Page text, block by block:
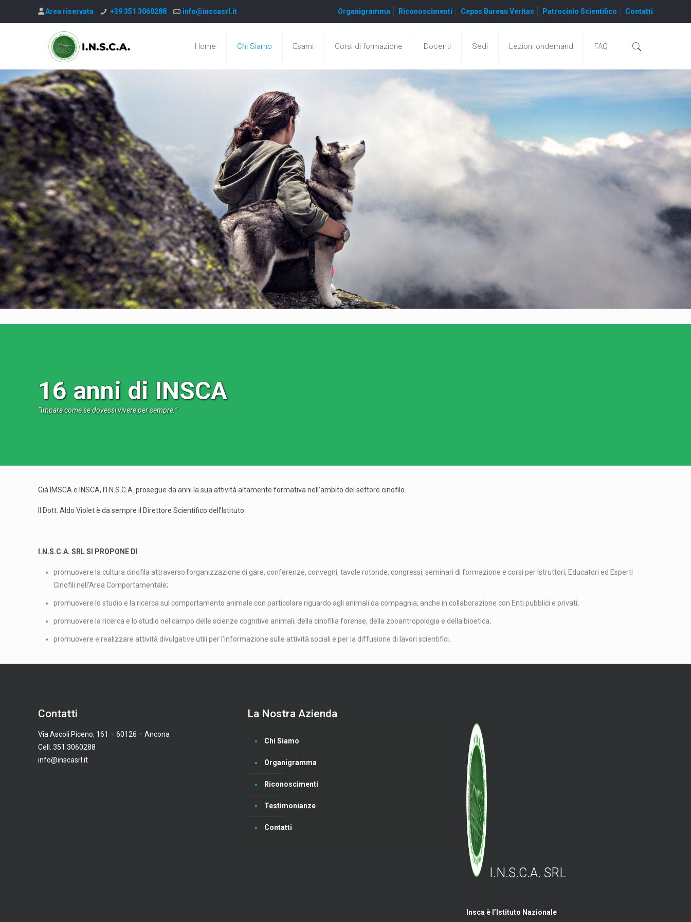
Area riservata +39 351 3060288 info@inscasrl.it Organigramma Riconoscimenti Cepas Bureau Veritas Patrocinio Scientifico Contatti
Home Chi Siamo Esami Corsi di formazione Docenti Sedi Lezioni ondemand FAQ
16 anni di INSCA
“Impara come se dovessi vivere per sempre.”
Già IMSCA e INSCA, l’I.N.S.C.A. prosegue da anni la sua attività altamente formativa nell’ambito del settore cinofilo.
Il Dott. Aldo Violet è da sempre il Direttore Scientifico dell’Istituto.
I.N.S.C.A. SRL SI PROPONE DI
promuovere la cultura cinofila attraverso l’organizzazione di gare, conferenze, convegni, tavole rotonde, congressi, seminari di formazione e corsi per Istruttori, Educatori ed Esperti
Cinofili nell’Area Comportamentale;
promuovere lo studio e la ricerca sul comportamento animale con particolare riguardo agli animali da compagnia, anche in collaborazione con Enti pubblici e privati;
promuovere la ricerca e lo studio nel campo delle scienze cognitive animali, della cinofilia forense, della zooantropologia e della bioetica;
promuovere e realizzare attività divulgative utili per l’informazione sulle attività sociali e per la diffusione di lavori scientifici.
Contatti
Via Ascoli Piceno, 161 – 60126 – Ancona
Cell. 351.3060288
info@inscasrl.it
La Nostra Azienda
Chi Siamo
Organigramma
Riconoscimenti
Testimonianze
Contatti
I.N.S.C.A. SRL
Insca è l’Istituto Nazionale